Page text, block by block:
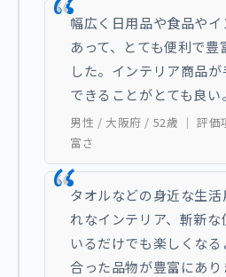
幅広く日用品や食品や
あって、とても便利で豊
した。インテリア商品
できることがとても良い。
男性 / 大阪府 / 52歳 ｜ 評価
富さ
タオルなどの身近な生
れなインテリア、斬新
いるだけでも楽しくな
合った品物が豊富にあ